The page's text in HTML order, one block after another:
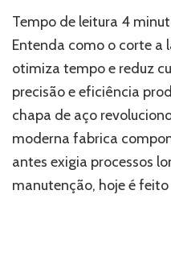
o
corte
laser
em
de
aço
reduz
custos
na
Tempo de leitura 4
Entenda como o corte a
otimiza tempo e reduz
precisão e eficiência
chapa de aço
moderna fabrica
antes exigia processos
manutenção, hoje é